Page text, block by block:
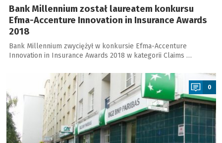
Bank Millennium został laureatem konkursu
Efma-Accenture Innovation in Insurance Awards
2018
Bank Millennium zwyciężył w konkursie Efma-Accenture
Innovation in Insurance Awards 2018 w kategorii Claims …
0